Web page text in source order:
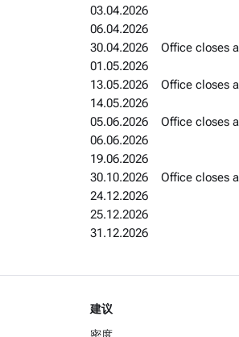
03.04.2026
06.04.2026
30.04.2026 Office closes
01.05.2026
13.05.2026 Office closes
14.05.2026
05.06.2026 Office closes
06.06.2026
19.06.2026
30.10.2026 Office closes
24.12.2026
25.12.2026
31.12.2026
建议